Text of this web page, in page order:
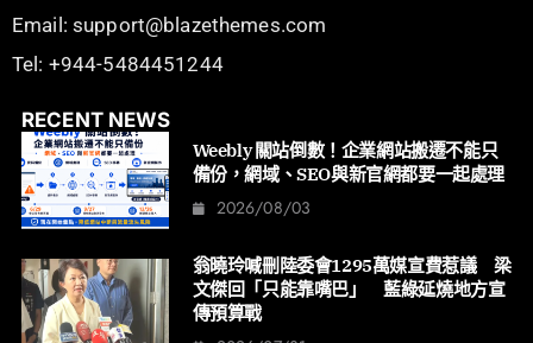
Email: support@blazethemes.com
Tel: +944-5484451244
RECENT NEWS
Weebly 關站倒數！企業網站搬遷不能只
備份，網域、SEO與新官網都要一起處理
2026/08/03
翁曉玲喊刪陸委會1295萬媒宣費惹議 梁
文傑回「只能靠嘴巴」 藍綠延燒地方宣
傳預算戰